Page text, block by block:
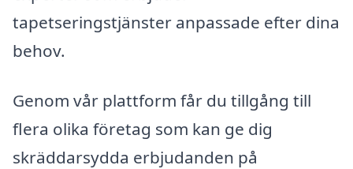
tapetseringstjänster anpassade efter dina
behov.
Genom vår plattform får du tillgång till
flera olika företag som kan ge dig
skräddarsydda erbjudanden på